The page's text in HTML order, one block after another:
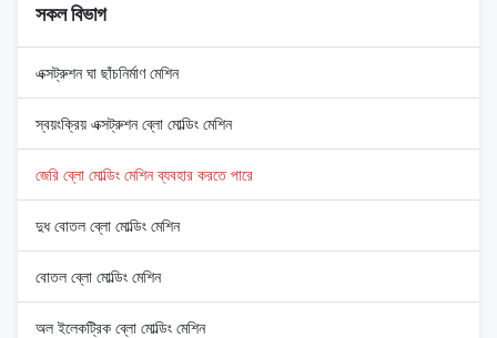
সকল বিভাগ
এক্সট্রুশন ঘা ছাঁচনির্মাণ মেশিন
স্বয়ংক্রিয় এক্সট্রুশন ব্লো মোল্ডিং মেশিন
জেরি ব্লো মোল্ডিং মেশিন ব্যবহার করতে পারে
দুধ বোতল ব্লো মোল্ডিং মেশিন
বোতল ব্লো মোল্ডিং মেশিন
অল ইলেকট্রিক ব্লো মোল্ডিং মেশিন